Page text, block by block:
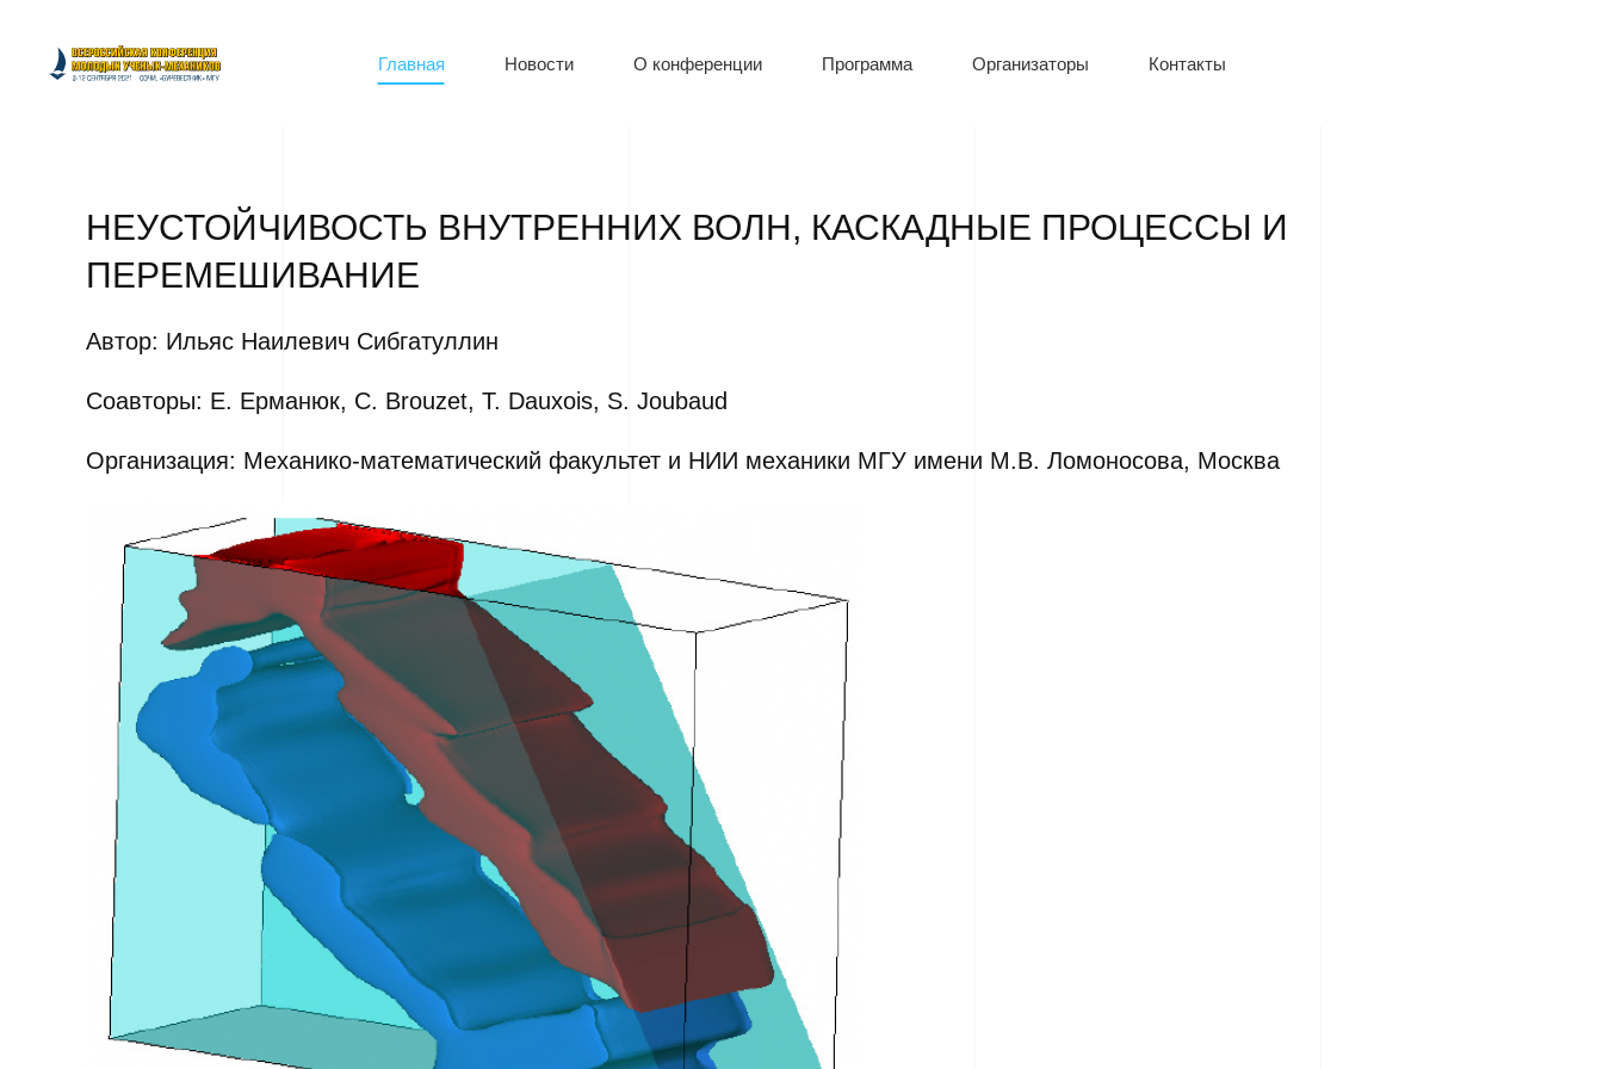
Главная Новости О конференции Программа Организаторы Контакты
НЕУСТОЙЧИВОСТЬ ВНУТРЕННИХ ВОЛН, КАСКАДНЫЕ ПРОЦЕССЫ И
ПЕРЕМЕШИВАНИЕ
Автор: Ильяс Наилевич Сибгатуллин
Соавторы: Е. Ерманюк, С. Brouzet, T. Dauxois, S. Joubaud
Организация: Механико-математический факультет и НИИ механики МГУ имени М.В. Ломоносова, Москва